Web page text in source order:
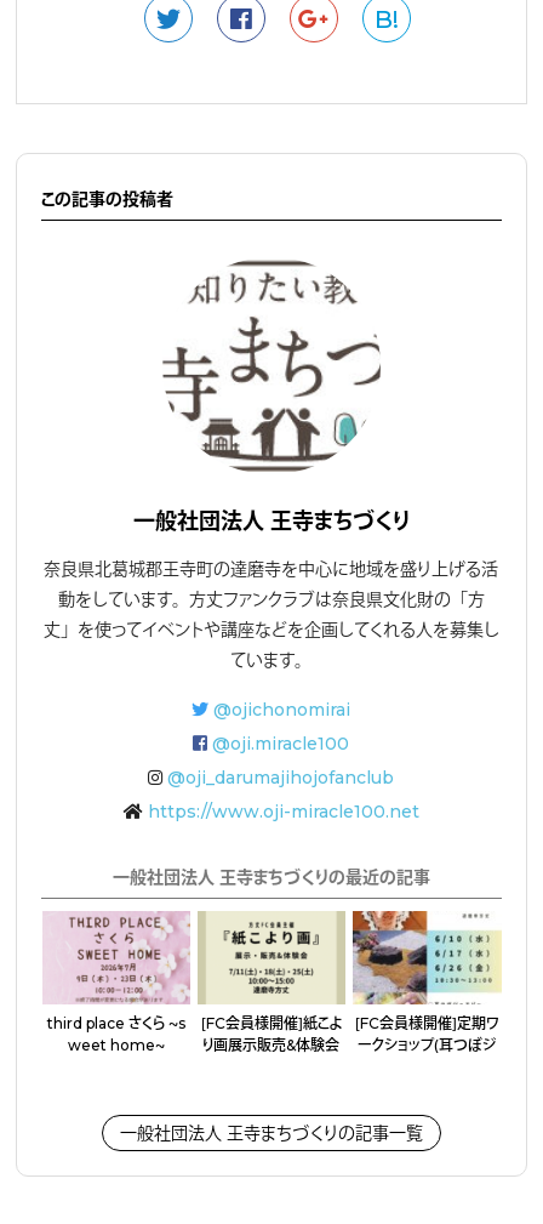
B!
この記事の投稿者
一般社団法人 王寺まちづくり
奈良県北葛城郡王寺町の達磨寺を中心に地域を盛り上げる活
動をしています。方丈ファンクラブは奈良県文化財の「方
丈」を使ってイベントや講座などを企画してくれる人を募集し
ています。
@ojichonomirai
@oji.miracle100
@oji_darumajihojofanclub
https://www.oji-miracle100.net
一般社団法人 王寺まちづくりの最近の記事
third place さくら 〜s
weet home〜
［FC会員様開催］紙こよ
り画展示販売&体験会
［FC会員様開催］定期ワ
ークショップ（耳つぼジ
一般社団法人 王寺まちづくりの記事一覧